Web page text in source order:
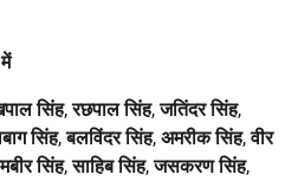
में
सिंह,रछपाल सिंह,जतिंदर सिंह,
सिंह,बलविंदर सिंह, अमरीक सिंह,वीर
सिंह,साहिब सिंह,जसकरण सिंह,